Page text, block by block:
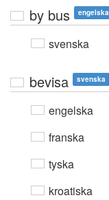
by bus engelska
svenska
bevisa svenska
engelska
franska
tyska
kroatiska